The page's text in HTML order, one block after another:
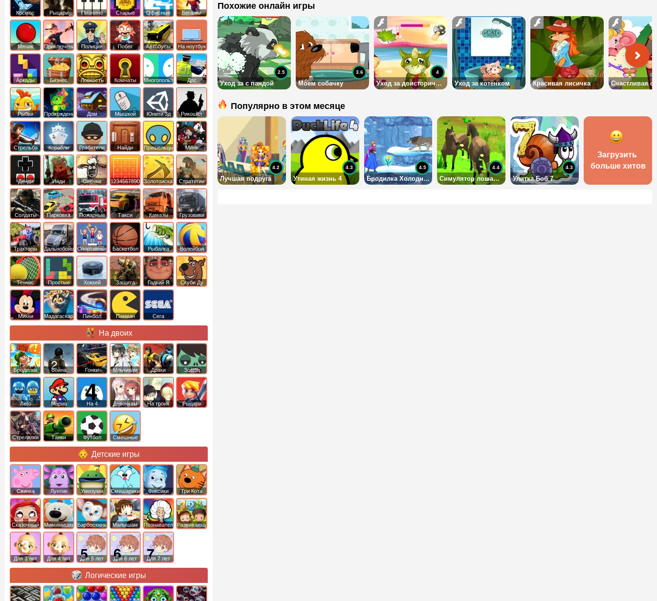
Похожие онлайн игры
Уход за с пандой
2.5
Моем собачку
3.6
Уход за доисторическими животными
4
Уход за котенком Красивая лисичка Счастливая
Популярно в этом месяце
Лучшая подруга
4.2
Утиная жизнь 4
4.3
Бродилка Холодное сердце
4.5
Симулятор лошади 3D
4.4
Улитка Боб 7
4.3
Загрузить
больше хитов
Космос Рыцари Пианино Старые Офисные Бегалки
Мячик Приключения Полиция Побег Автобусы На ноутбук
Аркады
Бизнес
симуляторы
Ловкость Комнаты Многопользовательские
Дпс
Рыбки Прохождение Дом Мышкой Юнити 3д Рикошет
Cтрельба
из лука
Корабли Грабители
Найди
выход
Пришельцы Мини
Денди Инди
Овечки
идут домой
1234567890 ЗолотоискательСтратегии
Солдаты
Парковка
машин
Пожарные
машины
Такси Камазы Грузовики
Тракторы ДальнобойщикиСпортивные Баскетбол Рыбалка Волейбол
Теннис Простые Хоккей
Защита
башни
Гадкий Я Скуби Ду
Микки
Мадагаскар Пинбол Пакман Сега
На двоих
Бродилки Война Гонки Мльчикам Драки Зомби
Лего Марио На 4 Девочкам На троих Рыцари
Стрелялки Танки Футбол Смешные
Детские игры
Свинка
Пеппа
Лунтик Умизуми Смешарики Фиксики Три Кота
Сказочный
патруль
Мимимишки Барбоскины Малышам ПознавательныеРазвивающие
Для 3 лет Для 4 лет Для 5 лет Для 6 лет Для 7 лет
Логические игры